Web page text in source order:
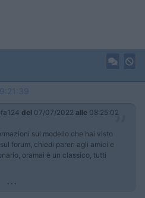
del 07/07/2022 alle 08:25:02
sul modello che hai visto
forum, chiedi pareri agli amici e
oramai è un classico, tutti
...